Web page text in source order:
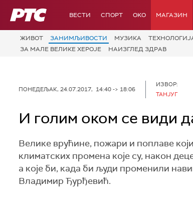
РТС ВЕСТИ СПОРТ OKO МАГАЗИН
ЖИВОТ ЗАНИМЉИВОСТИ МУЗИКА
ЗА МАЛЕ ВЕЛИКЕ ХЕРОЈЕ
НАИЗГЛЕД ЗДРАВ
ПОНЕДЕЉАК, 24.07.2017, 14:40 -> 18:06
ИЗВОР:
ТАНЈУГ
И голим оком се види
Велике врућине, пожари и поплаве
климатских промена које су, након
а које би, када би људи променили
Владимир Ђурђевић.